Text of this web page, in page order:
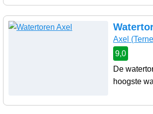
Axel
9,0
De
hoogste